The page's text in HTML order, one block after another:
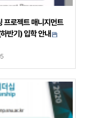
프로젝트 매니지먼트
반기) 입학 안내